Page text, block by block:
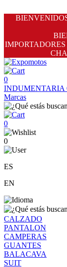
0
INDUMENTARIA
Marcas
0
0
ES
EN
CALZADO
PANTALON
CAMPERAS
GUANTES
BALACAVA
SUIT